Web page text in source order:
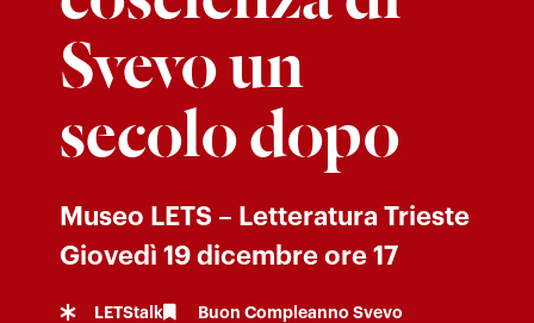
Svevo un
secolo dopo
Museo LETS – Letteratura Trieste
Giovedì 19 dicembre ore 17
LETStalk
Buon Compleanno Svevo